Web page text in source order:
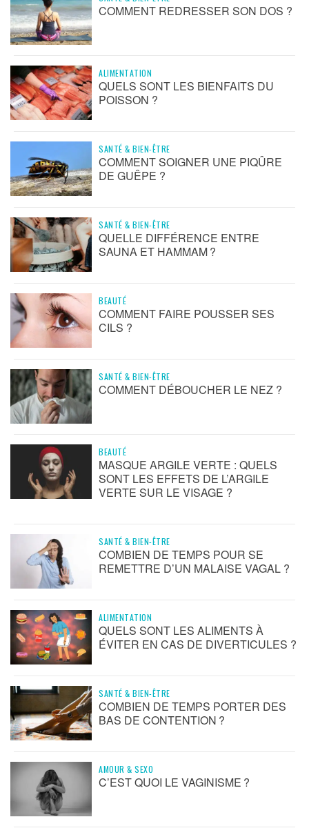
COMMENT REDRESSER SON DOS ?
ALIMENTATION
QUELS SONT LES BIENFAITS DU
POISSON ?
SANTÉ & BIEN-ÊTRE
COMMENT SOIGNER UNE PIQÛRE
DE GUÊPE ?
SANTÉ & BIEN-ÊTRE
QUELLE DIFFÉRENCE ENTRE
SAUNA ET HAMMAM ?
BEAUTÉ
COMMENT FAIRE POUSSER SES
CILS ?
SANTÉ & BIEN-ÊTRE
COMMENT DÉBOUCHER LE NEZ ?
BEAUTÉ
MASQUE ARGILE VERTE : QUELS
SONT LES EFFETS DE L’ARGILE
VERTE SUR LE VISAGE ?
SANTÉ & BIEN-ÊTRE
COMBIEN DE TEMPS POUR SE
REMETTRE D’UN MALAISE VAGAL ?
ALIMENTATION
QUELS SONT LES ALIMENTS À
ÉVITER EN CAS DE DIVERTICULES ?
SANTÉ & BIEN-ÊTRE
COMBIEN DE TEMPS PORTER DES
BAS DE CONTENTION ?
AMOUR & SEXO
C’EST QUOI LE VAGINISME ?